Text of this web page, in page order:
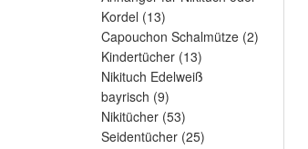
Kordel (13)
Capouchon Schalmütze (2)
Kindertücher (13)
Nikituch Edelweiß
bayrisch (9)
Nikitücher (53)
Seidentücher (25)